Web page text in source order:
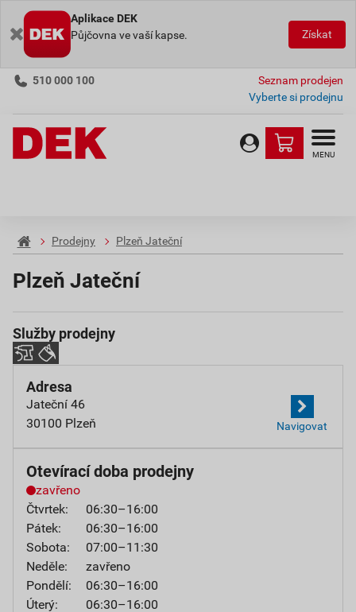
Aplikace DEK
Půjčovna ve vaší kapse.
Získat
510 000 100
Seznam prodejen
Vyberte si prodejnu
MENU
Prodejny Plzeň Jateční
Plzeň Jateční
Služby prodejny
Adresa
Jateční 46
30100 Plzeň
Navigovat
Otevírací doba prodejny
zavřeno
Čtvrtek:
06:30–16:00
Pátek:
06:30–16:00
Sobota:
07:00–11:30
Neděle:
zavřeno
Pondělí:
06:30–16:00
Úterý:
06:30–16:00